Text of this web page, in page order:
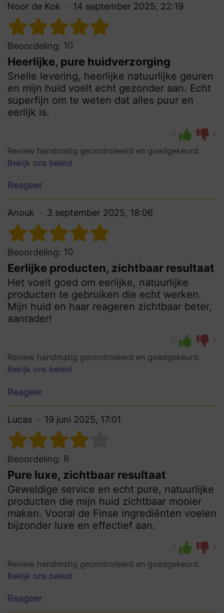
Noor de Kok 14 september 2025, 22:19
Beoordeling: 10
Heerlijke, pure huidverzorging
Snelle levering, heerlijke natuurlijke geuren
en mijn huid voelt echt gezonder aan. Echt
superfijn om te weten dat alles puur en
eerlijk is.
0 0
Review handmatig gecontroleerd en goedgekeurd.
Bekijk ons beleid
Reageer
Anouk 3 september 2025, 18:06
Beoordeling: 10
Eerlijke producten, zichtbaar resultaat
Het voelt goed om eerlijke, natuurlijke
producten te gebruiken die echt werken.
Mijn huid en haar reageren zichtbaar beter,
aanrader!
0 0
Review handmatig gecontroleerd en goedgekeurd.
Bekijk ons beleid
Reageer
Lucas 19 juni 2025, 17:01
Beoordeling: 8
Pure luxe, zichtbaar resultaat
Geweldige service en echt pure, natuurlijke
producten die mijn huid zichtbaar mooier
maken. Vooral de Finse ingrediënten voelen
bijzonder luxe en effectief aan.
0 0
Review handmatig gecontroleerd en goedgekeurd.
Bekijk ons beleid
Reageer